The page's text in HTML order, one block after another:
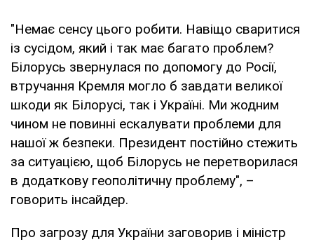
"Немає сенсу цього робити. Навіщо сваритися
із сусідом, який і так має багато проблем?
Білорусь звернулася по допомогу до Росії,
втручання Кремля могло б завдати великої
шкоди як Білорусі, так і Україні. Ми жодним
чином не повинні ескалувати проблеми для
нашої ж безпеки. Президент постійно стежить
за ситуацією, щоб Білорусь не перетворилася
в додаткову геополітичну проблему", –
говорить інсайдер.
Про загрозу для України заговорив і міністр